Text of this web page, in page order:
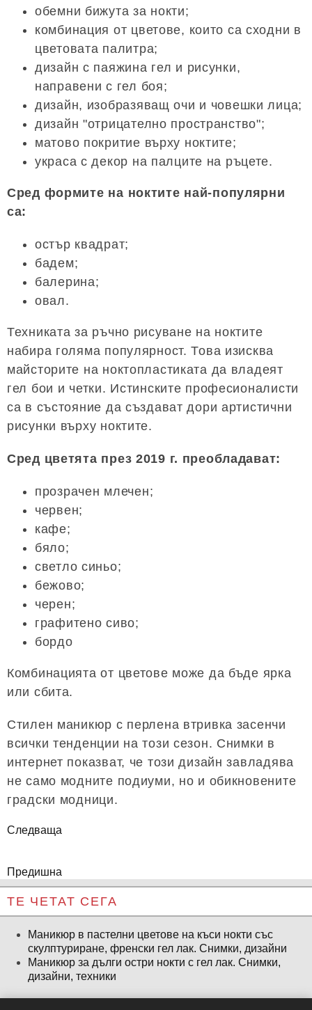
обемни бижута за нокти;
комбинация от цветове, които са сходни в
цветовата палитра;
дизайн с паяжина гел и рисунки,
направени с гел боя;
дизайн, изобразяващ очи и човешки лица;
дизайн "отрицателно пространство";
матово покритие върху ноктите;
украса с декор на палците на ръцете.
Сред формите на ноктите най-популярни
са:
остър квадрат;
бадем;
балерина;
овал.
Техниката за ръчно рисуване на ноктите
набира голяма популярност. Това изисква
майсторите на ноктопластиката да владеят
гел бои и четки. Истинските професионалисти
са в състояние да създават дори артистични
рисунки върху ноктите.
Сред цветята през 2019 г. преобладават:
прозрачен млечен;
червен;
кафе;
бяло;
светло синьо;
бежово;
черен;
графитено сиво;
бордо
Комбинацията от цветове може да бъде ярка
или сбита.
Стилен маникюр с перлена втривка засенчи
всички тенденции на този сезон. Снимки в
интернет показват, че този дизайн завладява
не само модните подиуми, но и обикновените
градски модници.
Следваща
Предишна
ТЕ ЧЕТАТ СЕГА
Маникюр в пастелни цветове на къси нокти със
скулптуриране, френски гел лак. Снимки, дизайни
Маникюр за дълги остри нокти с гел лак. Снимки,
дизайни, техники